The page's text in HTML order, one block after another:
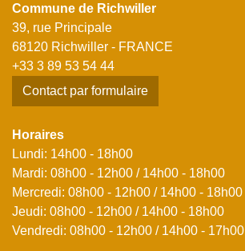
Commune de Richwiller
39, rue Principale
68120 Richwiller - FRANCE
+33 3 89 53 54 44
Contact par formulaire
Horaires
Lundi: 14h00 - 18h00
Mardi: 08h00 - 12h00 / 14h00 - 18h00
Mercredi: 08h00 - 12h00 / 14h00 - 18h00
Jeudi: 08h00 - 12h00 / 14h00 - 18h00
Vendredi: 08h00 - 12h00 / 14h00 - 17h00